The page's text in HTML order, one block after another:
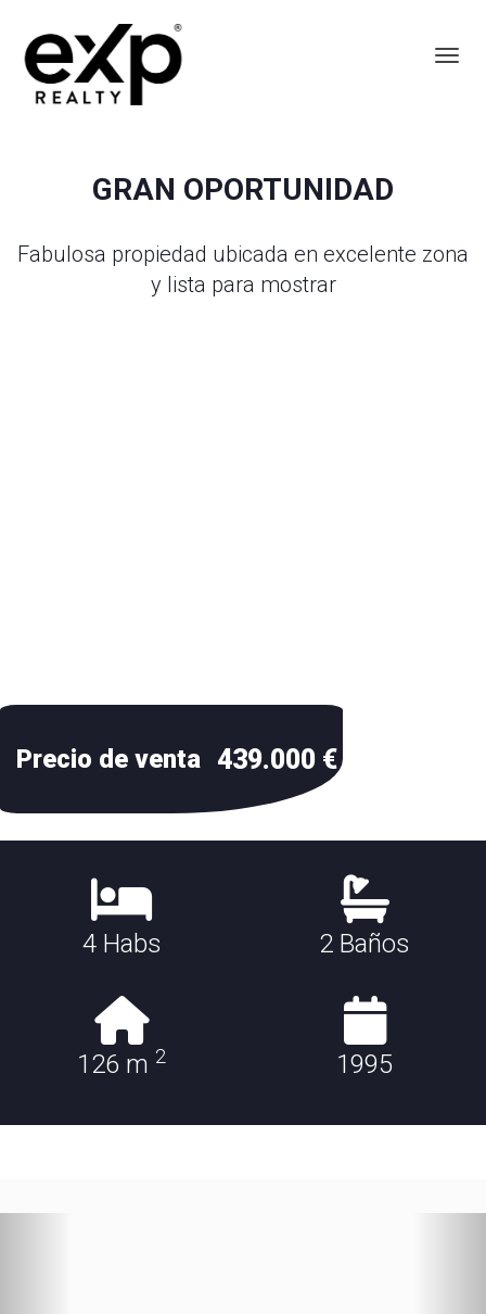
GRAN OPORTUNIDAD
Fabulosa propiedad ubicada en excelente zona
y lista para mostrar
Precio de venta 439.000 €
4 Habs 2 Baños
126 m 2 1995